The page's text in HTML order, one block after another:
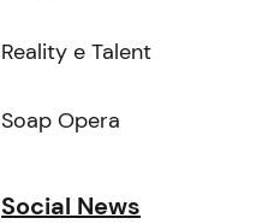
Reality e Talent
Soap Opera
Social News